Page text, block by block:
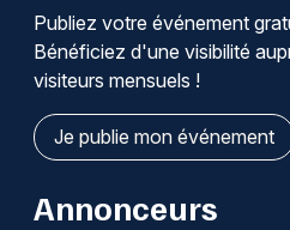
Publiez votre événement
Bénéficiez d'une visibilité
visiteurs mensuels !
Je publie mon événement
Annonceurs